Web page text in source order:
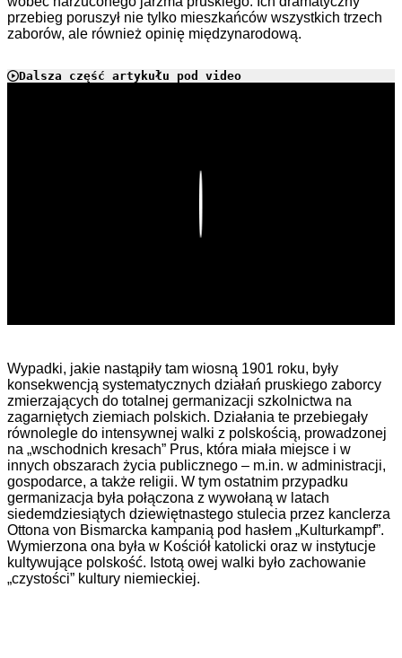
przebieg poruszył nie tylko mieszkańców wszystkich trzech
zaborów, ale również opinię międzynarodową.
Dalsza część artykułu pod video
Wypadki, jakie nastąpiły tam wiosną 1901 roku, były
konsekwencją systematycznych działań pruskiego zaborcy
zmierzających do totalnej germanizacji szkolnictwa na
zagarniętych ziemiach polskich. Działania te przebiegały
równolegle do intensywnej walki z polskością, prowadzonej
na „wschodnich kresach” Prus, która miała miejsce i w
innych obszarach życia publicznego – m.in. w administracji,
gospodarce, a także religii. W tym ostatnim przypadku
germanizacja była połączona z wywołaną w latach
siedemdziesiątych dziewiętnastego stulecia przez kanclerza
Ottona von Bismarcka kampanią pod hasłem „Kulturkampf”.
Wymierzona ona była w Kościół katolicki oraz w instytucje
kultywujące polskość. Istotą owej walki było zachowanie
„czystości” kultury niemieckiej.